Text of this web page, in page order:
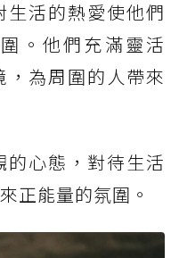
活的熱愛使他們
。他們充滿靈活
為周圍的人帶來
心態，對待生活
正能量的氛圍。